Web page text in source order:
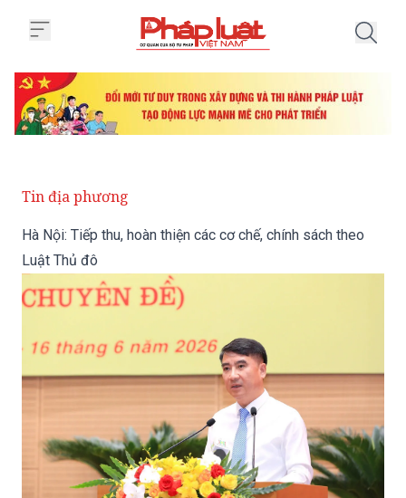
Tin địa phương
Hà Nội: Tiếp thu, hoàn thiện các cơ chế, chính sách theo
Luật Thủ đô